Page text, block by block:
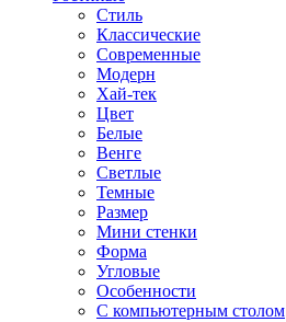
Стиль
Классические
Современные
Модерн
Хай-тек
Цвет
Белые
Венге
Светлые
Темные
Размер
Мини стенки
Форма
Угловые
Особенности
С компьютерным столом